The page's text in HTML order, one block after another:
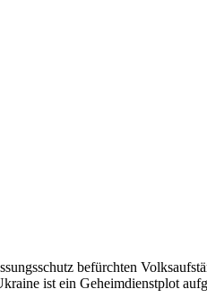
befürchten
ist ein Geheimdienstplot